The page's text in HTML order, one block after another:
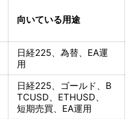
向いている用途
日経225、為替、EA運
用
日経225、ゴールド、 B
TCUSD、ETHUSD、
短期売買、EA運用